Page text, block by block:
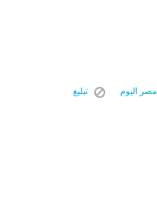
مصر اليوم تبليغ